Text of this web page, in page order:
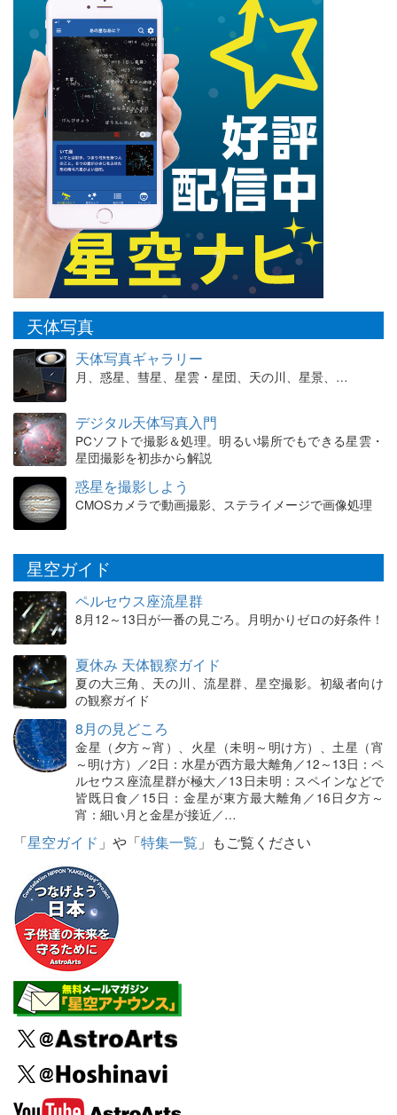
天体写真
天体写真ギャラリー
月、惑星、彗星、星雲・星団、天の川、星景、…
デジタル天体写真入門
PCソフトで撮影＆処理。明るい場所でもできる星雲・
星団撮影を初歩から解説
惑星を撮影しよう
CMOSカメラで動画撮影、ステライメージで画像処理
星空ガイド
ペルセウス座流星群
8月12～13日が一番の見ごろ。月明かりゼロの好条件！
夏休み 天体観察ガイド
夏の大三角、天の川、流星群、星空撮影。初級者向け
の観察ガイド
8月の見どころ
金星（夕方～宵）、火星（未明～明け方）、土星（宵
～明け方）／2日：水星が西方最大離角／12～13日：ペ
ルセウス座流星群が極大／13日未明：スペインなどで
皆既日食／15日：金星が東方最大離角／16日夕方～
宵：細い月と金星が接近／…
「星空ガイド 」や「特集一覧 」もご覧ください